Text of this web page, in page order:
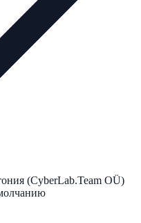
(CyberLab.Team OÜ)